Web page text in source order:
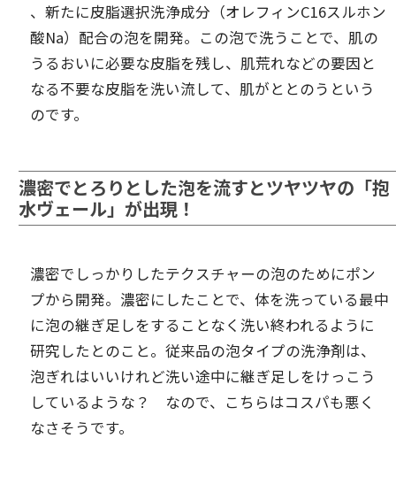
、新たに皮脂選択洗浄成分（オレフィンC16スルホン
酸Na）配合の泡を開発。この泡で洗うことで、肌の
うるおいに必要な皮脂を残し、肌荒れなどの要因と
なる不要な皮脂を洗い流して、肌がととのうという
のです。
濃密でとろりとした泡を流すとツヤツヤの「抱
水ヴェール」が出現！
濃密でしっかりしたテクスチャーの泡のためにポン
プから開発。濃密にしたことで、体を洗っている最中
に泡の継ぎ足しをすることなく洗い終われるように
研究したとのこと。従来品の泡タイプの洗浄剤は、
泡ぎれはいいけれど洗い途中に継ぎ足しをけっこう
しているような？ なので、こちらはコスパも悪く
なさそうです。